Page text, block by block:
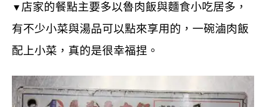
▼ 店家的餐點主要多以魯肉飯與麵食小吃居多，
有不少小菜與湯品可以點來享用的， 一碗滷肉飯
配上小菜，真的是很幸福捏。